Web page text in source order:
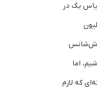
یک در
اما
که لازم